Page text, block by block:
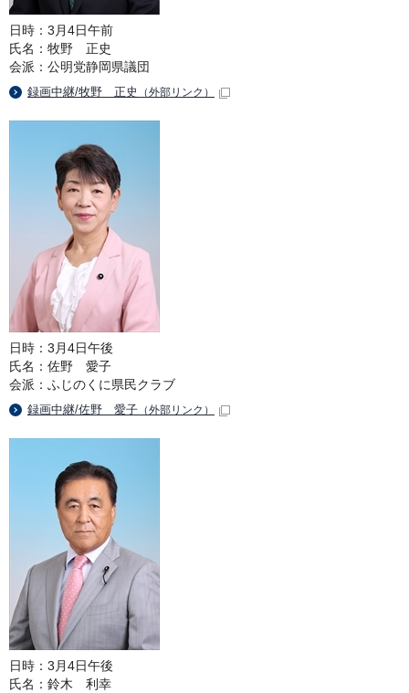
日時：3月4日午前
氏名：牧野 正史
会派：公明党静岡県議団
録画中継/牧野 正史
（外部リンク）
日時：3月4日午後
氏名：佐野 愛子
会派：ふじのくに県民クラブ
録画中継/佐野 愛子 （外部リンク）
日時：3月4日午後
氏名：鈴木 利幸